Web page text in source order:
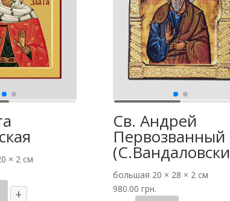
× 2 см
+
Св. Андрей
Первозванный
большая 20 × 28 × 2 см
980.00 грн.